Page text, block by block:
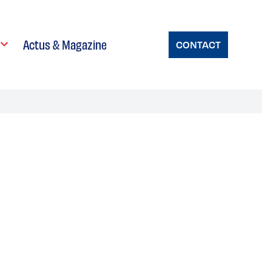
Actus & Magazine
CONTACT